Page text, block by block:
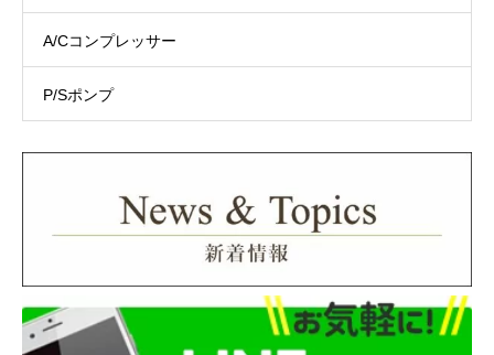
A/Cコンプレッサー
P/Sポンプ